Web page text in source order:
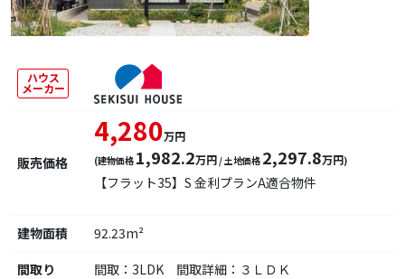
ハウス
メーカー
販売価格
4,280万円
(建物価格 1,982.2万円 / 土地価格 2,297.8万円)
【フラット35】S 金利プランA適合物件
建物面積
92.23m²
間取り
間取：3LDK 間取詳細：３ＬＤＫ